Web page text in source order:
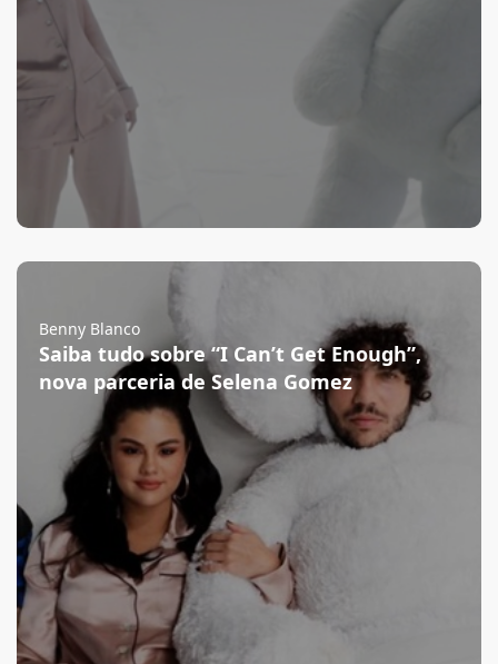
Benny Blanco
Saiba tudo sobre “I Can’t Get Enough”,
nova parceria de Selena Gomez